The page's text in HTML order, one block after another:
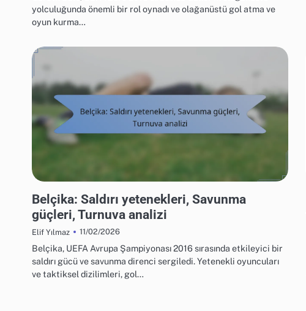
yolculuğunda önemli bir rol oynadı ve olağanüstü gol atma ve
oyun kurma…
Belçika: Saldırı yetenekleri, Savunma
güçleri, Turnuva analizi
Elif Yılmaz 11/02/2026
Belçika, UEFA Avrupa Şampiyonası 2016 sırasında etkileyici bir
saldırı gücü ve savunma direnci sergiledi. Yetenekli oyuncuları
ve taktiksel dizilimleri, gol…